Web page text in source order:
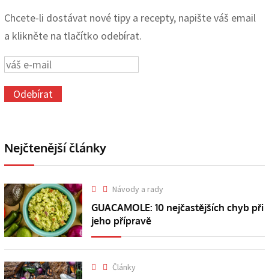
Chcete-li dostávat nové tipy a recepty, napište váš email
a klikněte na tlačítko odebírat.
Nejčtenější články
Návody a rady
GUACAMOLE: 10 nejčastějších chyb při
jeho přípravě
Články